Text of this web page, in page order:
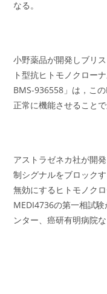
なる。
小野薬品が開発しブリ
ト型抗ヒトモノクロー
BMS-936558」は，こ
正常に機能させること
アストラゼネカ社が開
制シグナルをブロック
無効にするヒトモノク
MEDI4736の第一相試
ンター、癌研有明病院